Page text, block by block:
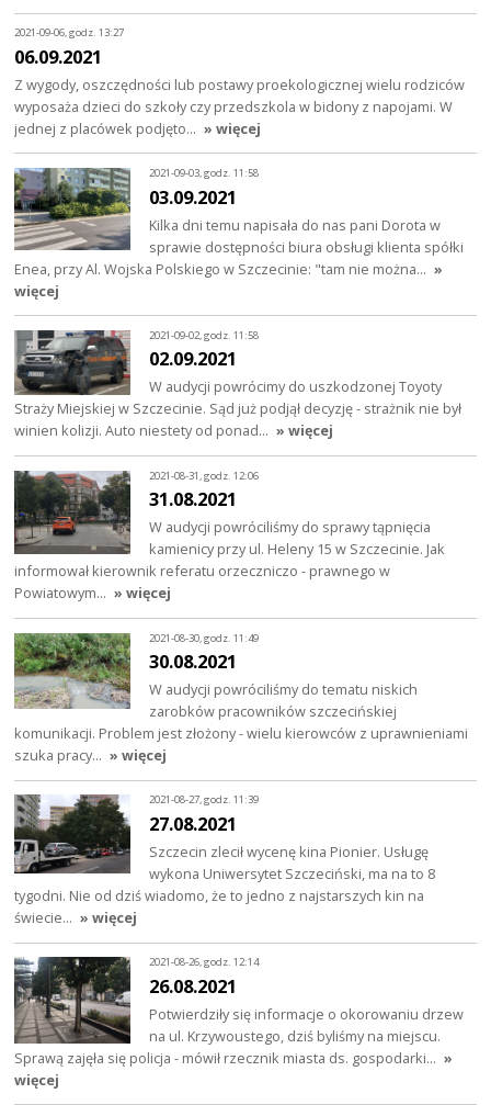
2021-09-06, godz. 13:27
06.09.2021
Z wygody, oszczędności lub postawy proekologicznej wielu rodziców
wyposaża dzieci do szkoły czy przedszkola w bidony z napojami. W
jednej z placówek podjęto… » więcej
2021-09-03, godz. 11:58
03.09.2021
Kilka dni temu napisała do nas pani Dorota w
sprawie dostępności biura obsługi klienta spółki
Enea, przy Al. Wojska Polskiego w Szczecinie: "tam nie można… »
więcej
2021-09-02, godz. 11:58
02.09.2021
W audycji powrócimy do uszkodzonej Toyoty
Straży Miejskiej w Szczecinie. Sąd już podjął decyzję - strażnik nie był
winien kolizji. Auto niestety od ponad… » więcej
2021-08-31, godz. 12:06
31.08.2021
W audycji powróciliśmy do sprawy tąpnięcia
kamienicy przy ul. Heleny 15 w Szczecinie. Jak
informował kierownik referatu orzeczniczo - prawnego w
Powiatowym… » więcej
2021-08-30, godz. 11:49
30.08.2021
W audycji powróciliśmy do tematu niskich
zarobków pracowników szczecińskiej
komunikacji. Problem jest złożony - wielu kierowców z uprawnieniami
szuka pracy… » więcej
2021-08-27, godz. 11:39
27.08.2021
Szczecin zlecił wycenę kina Pionier. Usługę
wykona Uniwersytet Szczeciński, ma na to 8
tygodni. Nie od dziś wiadomo, że to jedno z najstarszych kin na
świecie… » więcej
2021-08-26, godz. 12:14
26.08.2021
Potwierdziły się informacje o okorowaniu drzew
na ul. Krzywoustego, dziś byliśmy na miejscu.
Sprawą zajęła się policja - mówił rzecznik miasta ds. gospodarki… »
więcej